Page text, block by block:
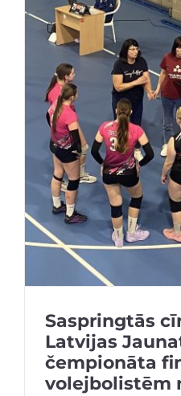
Saspringtās
Latvijas
čempionāta
volejbolistēm